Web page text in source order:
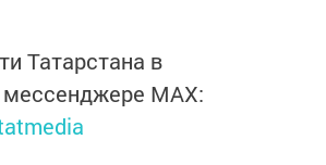
Татарстана в
MАХ: